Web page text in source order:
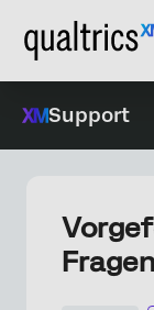
Support